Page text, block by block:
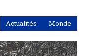
Actualités Monde